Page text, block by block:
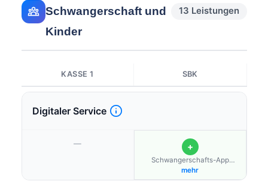
Schwangerschaft und
Kinder
13 Leistungen
KASSE 1 SBK
Digitaler Service
— +
Schwangerschafts-App
Keleya; Hebammen-
Videoberatung "ammely"
mehr